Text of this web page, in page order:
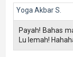
Yoga Akbar S.
Payah! Bahas
Lu lemah!